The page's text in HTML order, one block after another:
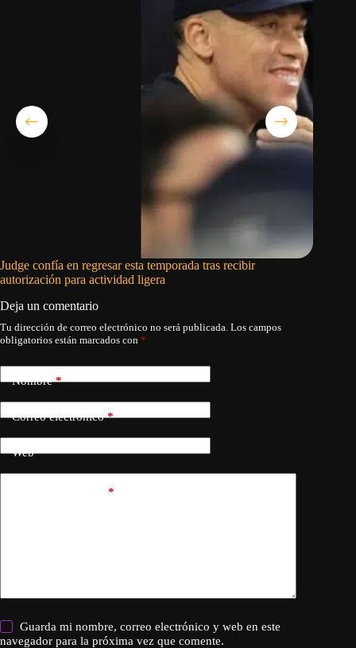
Judge confía en regresar esta temporada tras recibir
autorización para actividad ligera
Deja un comentario
Tu dirección de correo electrónico no será publicada. Los campos
obligatorios están marcados con *
Nombre*
Correo electrónico*
Web
*
Guarda mi nombre, correo electrónico y web en este
navegador para la próxima vez que comente.